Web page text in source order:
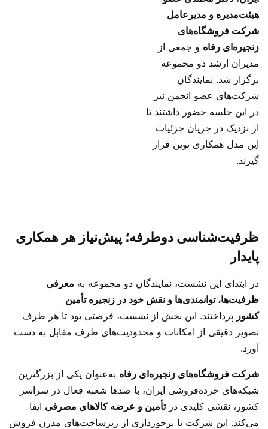
هیئت‌مدیره و مدیرعامل
شرکت فروشگاه‌های
زنجیره‌ای رفاه و جمعی از
مدیران ارشد دو مجموعه
برگزار شد. نمایندگان
شرکت‌های عضو انجمن نیز
در این جلسه حضور داشتند تا
از نزدیک در جریان جزئیات
این مدل همکاری نوین قرار
گیرند.
ظرفیت‌شناسی دوطرفه؛ پیش‌نیاز هر همکاری
پایدار
در ابتدای این نشست، نمایندگان دو مجموعه به معرفی
ظرفیت‌ها، توانمندی‌ها و نقش خود در زنجیره تأمین
کشور پرداختند. این بخش از نشست، فرصتی بود تا هر طرف
تصویر دقیقی از امکانات و محدودیت‌های طرف مقابل به دست
آورد.
شرکت فروشگاه‌های زنجیره‌ای رفاه به‌عنوان یکی از بزرگترین
شبکه‌های خرده‌فروشی ایران، با صدها شعبه فعال در سراسر
کشور، نقشی کلیدی درتأمین و عرضه کالاهای مصرفی ایفا
می‌کند. این شرکت با برخورداری از زیرساخت‌های مدرن فروش